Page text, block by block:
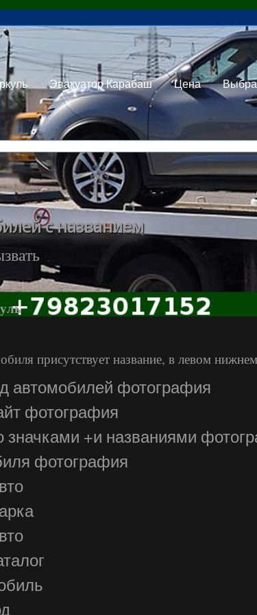
Эвакуатор Карабаш Цена
с названием
присутствует название, в левом
автомобилей фотография
фотография
значками +и названиями
фотография